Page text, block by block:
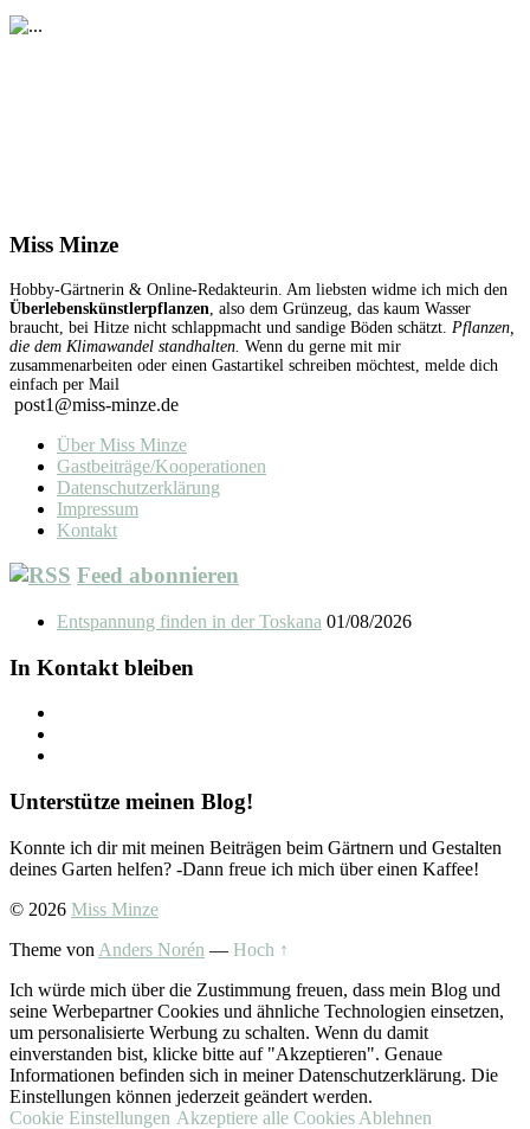
Miss Minze
Hobby-Gärtnerin & Online-Redakteurin. Am liebsten widme ich mich den
Überlebenskünstlerpflanzen , also dem Grünzeug, das kaum Wasser
braucht, bei Hitze nicht schlappmacht und sandige Böden schätzt. Pflanzen,
die dem Klimawandel standhalten. Wenn du gerne mit mir
zusammenarbeiten oder einen Gastartikel schreiben möchtest, melde dich
einfach per Mail
post1@miss-minze.de
Über Miss Minze
Gastbeiträge/Kooperationen
Datenschutzerklärung
Impressum
Kontakt
Feed abonnieren
Entspannung finden in der Toskana 01/08/2026
In Kontakt bleiben
Unterstütze meinen Blog!
Konnte ich dir mit meinen Beiträgen beim Gärtnern und Gestalten
deines Garten helfen? -Dann freue ich mich über einen Kaffee!
© 2026 Miss Minze
Theme von Anders Norén — Hoch ↑
Ich würde mich über die Zustimmung freuen, dass mein Blog und
seine Werbepartner Cookies und ähnliche Technologien einsetzen,
um personalisierte Werbung zu schalten. Wenn du damit
einverstanden bist, klicke bitte auf "Akzeptieren". Genaue
Informationen befinden sich in meiner Datenschutzerklärung. Die
Einstellungen können jederzeit geändert werden.
Cookie Einstellungen Akzeptiere alle Cookies Ablehnen